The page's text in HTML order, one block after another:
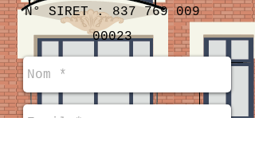
N° SIRET : 837 769 009
00023